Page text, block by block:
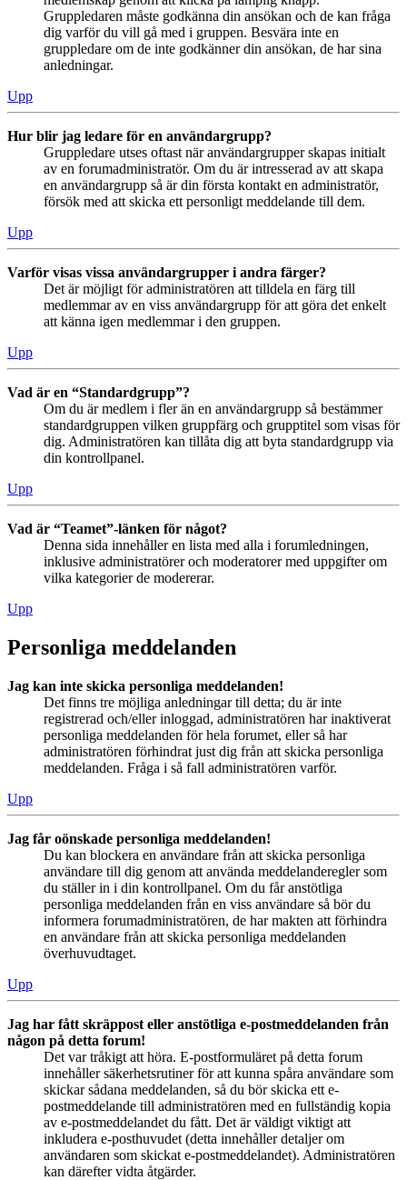
Gruppledaren måste godkänna din ansökan och de kan fråga
dig varför du vill gå med i gruppen. Besvära inte en
gruppledare om de inte godkänner din ansökan, de har sina
anledningar.
Upp
Hur blir jag ledare för en användargrupp?
Gruppledare utses oftast när användargrupper skapas initialt
av en forumadministratör. Om du är intresserad av att skapa
en användargrupp så är din första kontakt en administratör,
försök med att skicka ett personligt meddelande till dem.
Upp
Varför visas vissa användargrupper i andra färger?
Det är möjligt för administratören att tilldela en färg till
medlemmar av en viss användargrupp för att göra det enkelt
att känna igen medlemmar i den gruppen.
Upp
Vad är en “Standardgrupp”?
Om du är medlem i fler än en användargrupp så bestämmer
standardgruppen vilken gruppfärg och grupptitel som visas för
dig. Administratören kan tillåta dig att byta standardgrupp via
din kontrollpanel.
Upp
Vad är “Teamet”-länken för något?
Denna sida innehåller en lista med alla i forumledningen,
inklusive administratörer och moderatorer med uppgifter om
vilka kategorier de modererar.
Upp
Personliga meddelanden
Jag kan inte skicka personliga meddelanden!
Det finns tre möjliga anledningar till detta; du är inte
registrerad och/eller inloggad, administratören har inaktiverat
personliga meddelanden för hela forumet, eller så har
administratören förhindrat just dig från att skicka personliga
meddelanden. Fråga i så fall administratören varför.
Upp
Jag får oönskade personliga meddelanden!
Du kan blockera en användare från att skicka personliga
användare till dig genom att använda meddelanderegler som
du ställer in i din kontrollpanel. Om du får anstötliga
personliga meddelanden från en viss användare så bör du
informera forumadministratören, de har makten att förhindra
en användare från att skicka personliga meddelanden
överhuvudtaget.
Upp
Jag har fått skräppost eller anstötliga e-postmeddelanden från
någon på detta forum!
Det var tråkigt att höra. E-postformuläret på detta forum
innehåller säkerhetsrutiner för att kunna spåra användare som
skickar sådana meddelanden, så du bör skicka ett e-
postmeddelande till administratören med en fullständig kopia
av e-postmeddelandet du fått. Det är väldigt viktigt att
inkludera e-posthuvudet (detta innehåller detaljer om
användaren som skickat e-postmeddelandet). Administratören
kan därefter vidta åtgärder.